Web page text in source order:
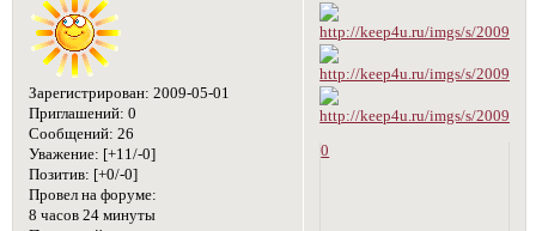
Зарегистрирован: 2009-05-01
Приглашений: 0
Сообщений: 26
Уважение: [+11/-0]
Позитив: [+0/-0]
Провел на форуме:
8 часов 24 минуты
0